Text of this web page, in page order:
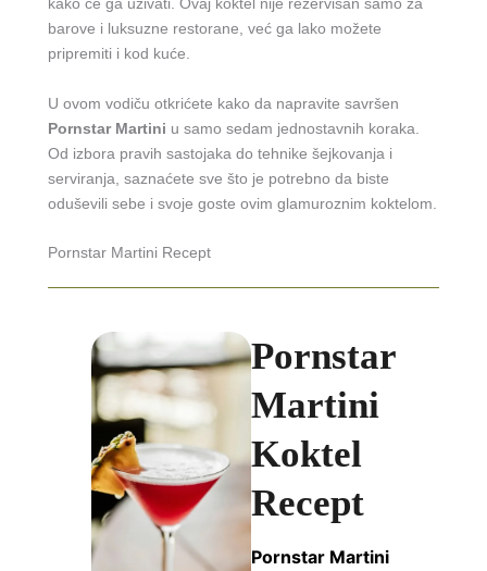
kako će ga uživati. Ovaj koktel nije rezervisan samo za
barove i luksuzne restorane, već ga lako možete
pripremiti i kod kuće.
U ovom vodiču otkrićete kako da napravite savršen
Pornstar Martini u samo sedam jednostavnih koraka.
Od izbora pravih sastojaka do tehnike šejkovanja i
serviranja, saznaćete sve što je potrebno da biste
oduševili sebe i svoje goste ovim glamuroznim koktelom.
Pornstar Martini Recept
Pornstar
Martini
Koktel
Recept
Pornstar Martini